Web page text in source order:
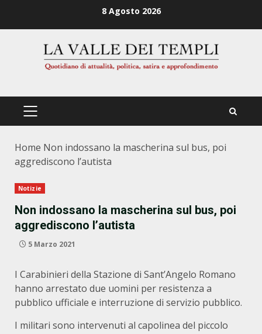
8 Agosto 2026
PRIMÄRES
Home Non indossano la mascherina sul bus, poi
aggrediscono l’autista
Notizie
Non indossano la mascherina sul bus, poi
aggrediscono l’autista
5 Marzo 2021
I Carabinieri della Stazione di Sant’Angelo Romano
hanno arrestato due uomini per resistenza a
pubblico ufficiale e interruzione di servizio pubblico.
I militari sono intervenuti al capolinea del piccolo